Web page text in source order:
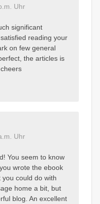
Uhr
significant
reading your
on few general
the articles is
Uhr
You seem to know
wrote the ebook
could do with
home a bit, but
blog. An excellent